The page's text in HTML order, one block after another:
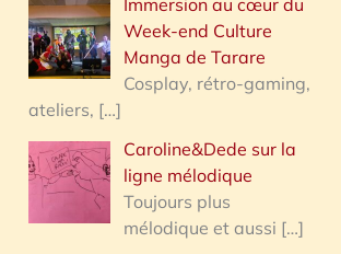
:
Week-end Culture
Manga de Tarare
Cosplay, rétro-gaming,
ateliers, […]
Caroline&Dede sur la
ligne mélodique
Toujours plus
mélodique et aussi […]